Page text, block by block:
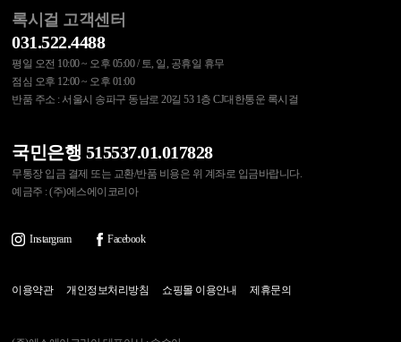
록시걸 고객센터
031.522.4488
평일 오전 10:00 ~ 오후 05:00 / 토, 일, 공휴일 휴무
점심 오후 12:00 ~ 오후 01:00
반품 주소 : 서울시 송파구 동남로 20길 53 1층 CJ대한통운 록시걸
국민은행 515537.01.017828
무통장 입금 결제 또는 교환/반품 비용은 위 계좌로 입금바랍니다.
예금주 : (주)에스에이코리아
Instargram Facebook
이용약관 개인정보처리방침 쇼핑몰 이용안내 제휴문의